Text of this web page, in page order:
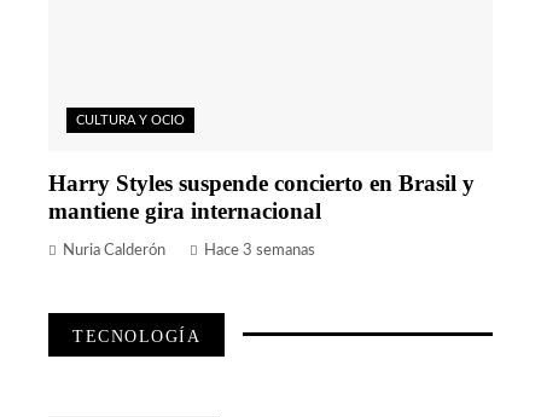
CULTURA Y OCIO
Harry Styles suspende concierto en Brasil y
mantiene gira internacional
Nuria Calderón Hace 3 semanas
TECNOLOGÍA